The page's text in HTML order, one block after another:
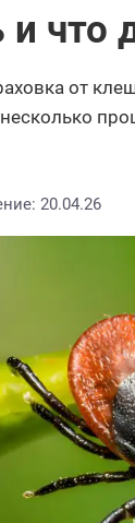
что
от
20.04.26